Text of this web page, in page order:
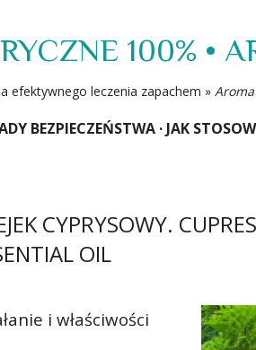
100% •
efektywnego leczenia zapachem »
BEZPIECZEŃSTWA JAK
CYPRYSOWY.
OIL
i właściwości